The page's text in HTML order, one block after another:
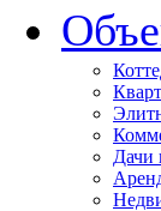
Дачи